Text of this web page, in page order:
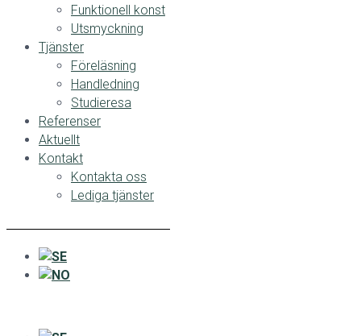
Funktionell konst
Utsmyckning
Tjänster
Föreläsning
Handledning
Studieresa
Referenser
Aktuellt
Kontakt
Kontakta oss
Lediga tjänster